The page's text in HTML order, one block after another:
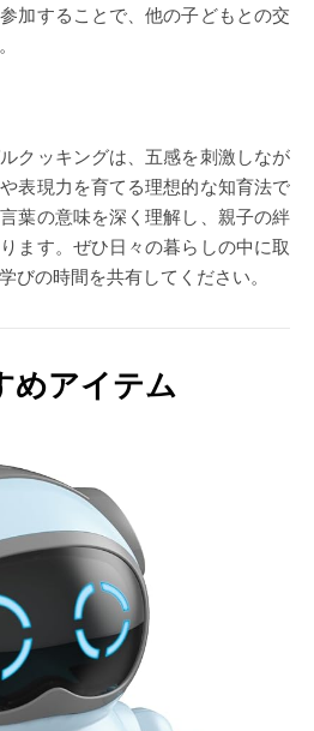
加することで、他の子どもとの交
クッキングは、五感を刺激しなが
表現力を育てる理想的な知育法で
葉の意味を深く理解し、親子の絆
ます。ぜひ日々の暮らしの中に取
びの時間を共有してください。
めアイテム